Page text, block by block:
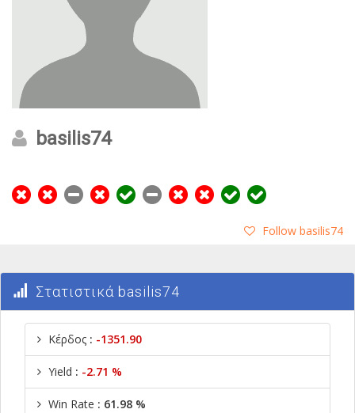
basilis74
Follow basilis74
Στατιστικά basilis74
Κέρδος : -1351.90
Yield : -2.71 %
Win Rate : 61.98 %